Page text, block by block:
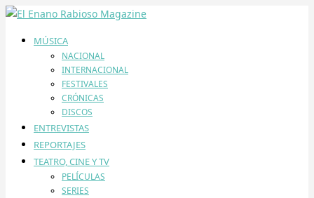
MÚSICA
NACIONAL
INTERNACIONAL
FESTIVALES
CRÓNICAS
DISCOS
ENTREVISTAS
REPORTAJES
TEATRO, CINE Y TV
PELÍCULAS
SERIES